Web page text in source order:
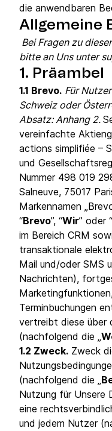
die anwendbaren
Allgemeine
Bei Fragen zu
bitte an Uns unter
1. Präambel
1.1 Brevo. Für
Schweiz oder
Absatz: Anhang 2.
vereinfachte
actions simplifiée –
und
Nummer 498 019
Salneuve, 75017
Markennamen
“Brevo”, “Wir” oder “
im Bereich CRM
transaktionale
Mail und/oder SMS
Nachrichten),
Terminbuchungen
vertreibt diese über
(nachfolgend die „
1.2 Zweck. Zweck
(nachfolgend die „
Nutzung für Unsere
eine
und jedem Nutzer